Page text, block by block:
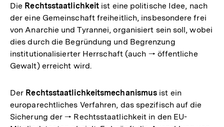
Die Rechtsstaatlichkeit ist eine politische Idee, nach
der eine Gemeinschaft freiheitlich, insbesondere frei
von Anarchie und Tyrannei, organisiert sein soll, wobei
dies durch die Begründung und Begrenzung
institutionalisierter Herrschaft (auch 🠒 öffentliche
Gewalt) erreicht wird.
Der Rechtsstaatlichkeitsmechanismus ist ein
europarechtliches Verfahren, das spezifisch auf die
Sicherung der 🠒 Rechtsstaatlichkeit in den EU-